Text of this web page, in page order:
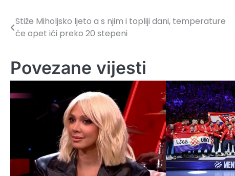
Navigacija
članaka
Stiže Miholjsko ljeto a s njim i topliji dani, temperature
će opet ići preko 20 stepeni
Povezane vijesti